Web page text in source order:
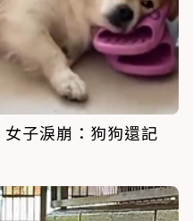
子淚崩：狗狗還記